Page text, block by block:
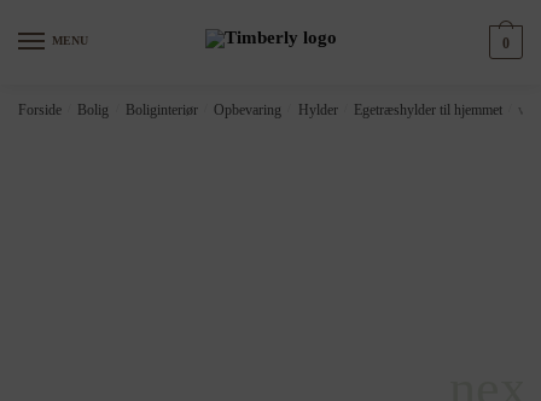
MENU 0
Forside Bolig Boliginteriør Opbevaring Hylder Egetræshylder til hjemmet